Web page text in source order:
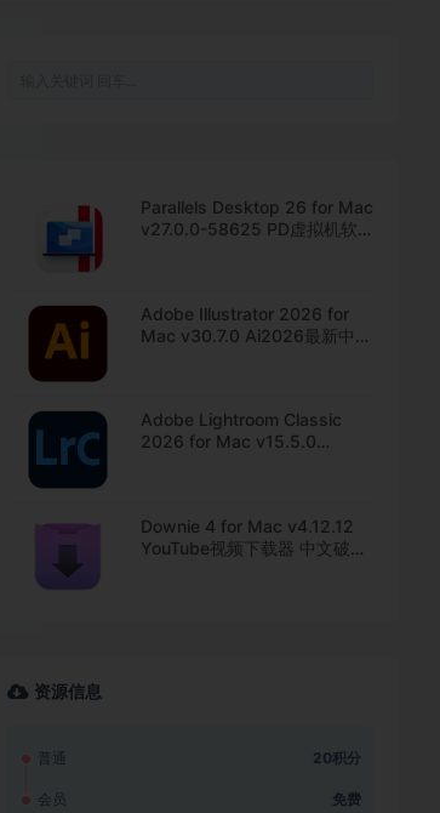
Parallels Desktop 26 for Mac
v27.0.0-58625 PD虚拟机软
Adobe Illustrator 2026 for
Mac v30.7.0 Ai2026最新中文
Adobe Lightroom Classic
2026 for Mac v15.5.0
Downie 4 for Mac v4.12.12
YouTube视频下载器 中文破解
资源信息
普通 20积分
会员 免费